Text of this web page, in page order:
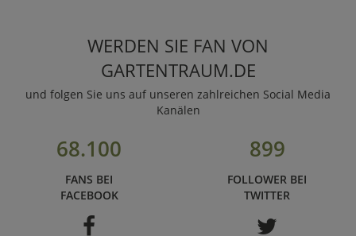
WERDEN SIE FAN VON
GARTENTRAUM.DE
und folgen Sie uns auf unseren zahlreichen Social Media
Kanälen
68.100
FANS BEI
FACEBOOK
899
FOLLOWER BEI
TWITTER